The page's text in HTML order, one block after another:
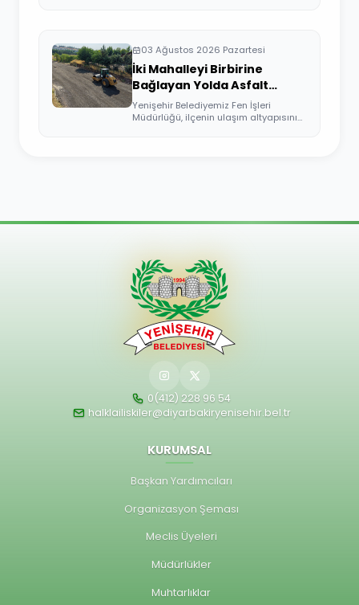
03 Ağustos 2026 Pazartesi
İki Mahalleyi Birbirine
Bağlayan Yolda Asfalt
Çalışması
Yenişehir Belediyemiz Fen İşleri
Müdürlüğü, ilçenin ulaşım altyapısını
0(412) 228 96 54
halklailiskiler@diyarbakiryenisehir.bel.tr
KURUMSAL
Başkan Yardımcıları
Organizasyon Şeması
Meclis Üyeleri
Müdürlükler
Muhtarlıklar